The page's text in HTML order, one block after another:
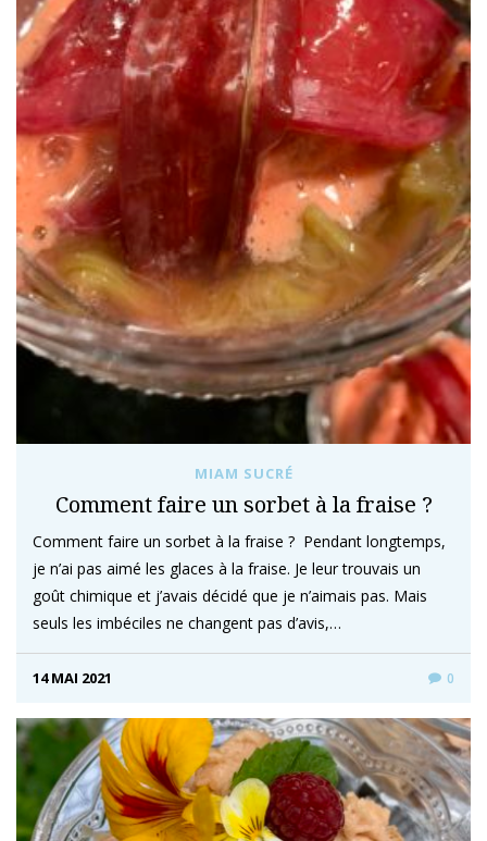
MIAM SUCRÉ
Comment faire un sorbet à la fraise ?
Comment faire un sorbet à la fraise ? Pendant longtemps,
je n’ai pas aimé les glaces à la fraise. Je leur trouvais un
goût chimique et j’avais décidé que je n’aimais pas. Mais
seuls les imbéciles ne changent pas d’avis,…
14 MAI 2021 0